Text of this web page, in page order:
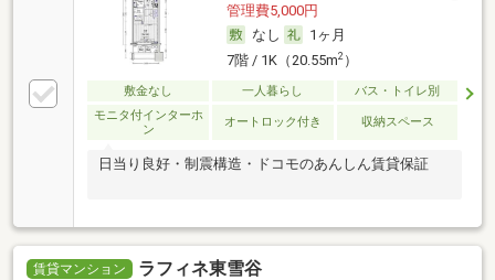
管理費5,000円
なし
1ヶ月
7階 / 1K（20.55m2）
敷金なし 一人暮らし
バス・トイレ別
モニタ付インターホ
ン
オートロック付き 収納スペース
日当り良好・制震構造・ドコモのあんしん賃貸保証
賃貸マンション ラフィネ東雪谷